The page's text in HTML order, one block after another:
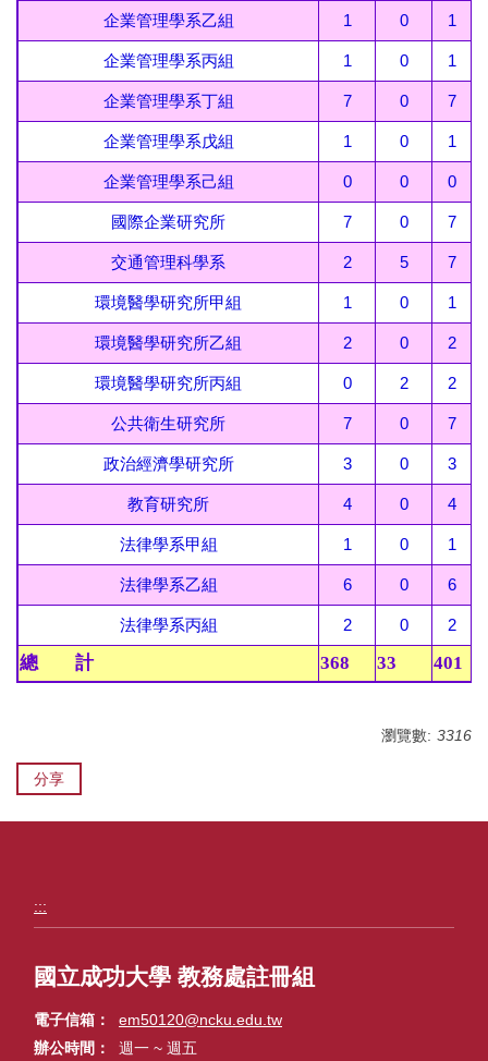
企業管理學系乙組 1 0 1
企業管理學系丙組 1 0 1
企業管理學系丁組 7 0 7
企業管理學系戊組 1 0 1
企業管理學系己組 0 0 0
國際企業研究所 7 0 7
交通管理科學系 2 5 7
環境醫學研究所甲組 1 0 1
環境醫學研究所乙組 2 0 2
環境醫學研究所丙組 0 2 2
公共衛生研究所 7 0 7
政治經濟學研究所 3 0 3
教育研究所 4 0 4
法律學系甲組 1 0 1
法律學系乙組 6 0 6
法律學系丙組 2 0 2
總 計 368 33 401
瀏覽數: 3316
分享
:::
國立成功大學 教務處註冊組
電子信箱
em50120@ncku.edu.tw
辦公時間
週一 ~ 週五